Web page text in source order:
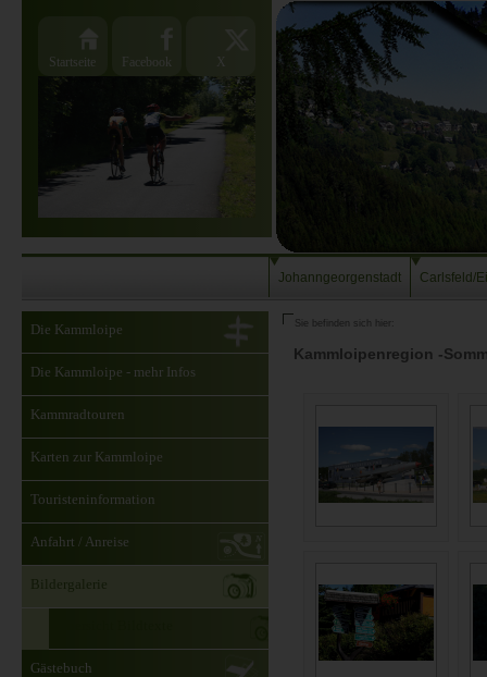
Startseite Facebook X
Johanngeorgenstadt Carlsfeld/
Die Kammloipe
Die Kammloipe - mehr Infos
Kammradtouren
Karten zur Kammloipe
Touristeninformation
Anfahrt / Anreise
Bildergalerie
Gästebuch
Sie befinden sich hier:
Kammloipenregion -